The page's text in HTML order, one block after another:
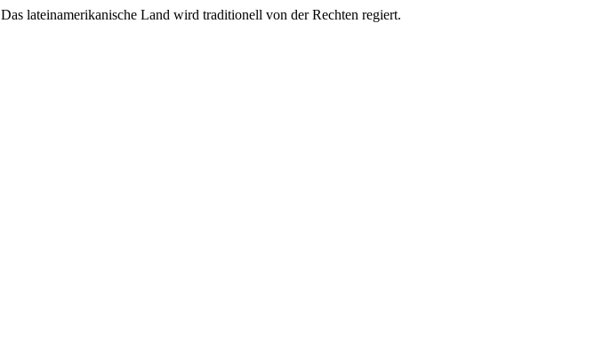
lateinamerikanische Land wird traditionell von der Rechten regiert.